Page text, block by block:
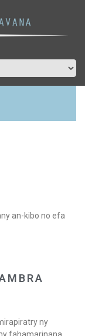
an-kibo no efa
ny